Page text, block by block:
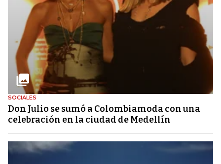
SOCIALES
Don Julio se sumó a Colombiamoda con una
celebración en la ciudad de Medellín